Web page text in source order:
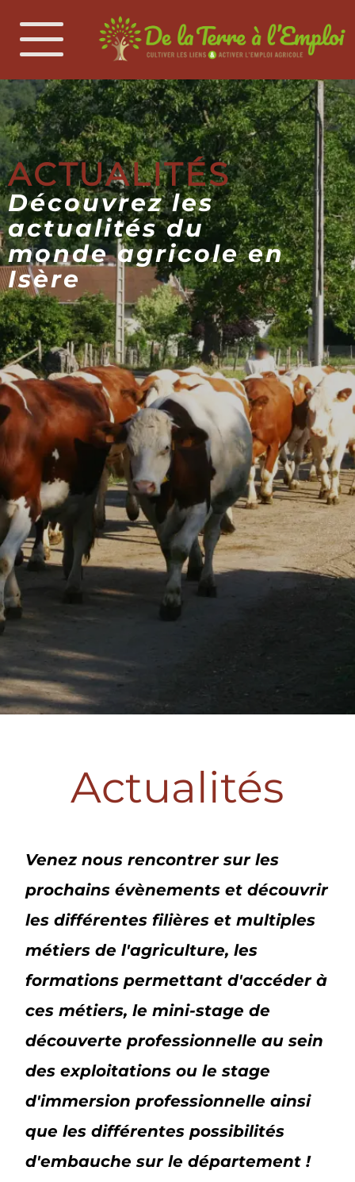
ACTUALITÉS
Découvrez les
actualités du
monde agricole en
Isère
Actualités
Venez nous rencontrer sur les
prochains évènements et découvrir
les différentes filières et multiples
métiers de l'agriculture, les
formations permettant d'accéder à
ces métiers, le mini-stage de
découverte professionnelle au sein
des exploitations ou le stage
d'immersion professionnelle ainsi
que les différentes possibilités
d'embauche sur le département !